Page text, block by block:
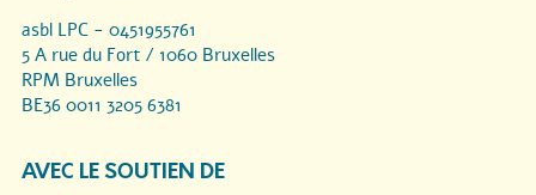
asbl LPC - 0451955761
5 A rue du Fort / 1060 Bruxelles
RPM Bruxelles
BE36 0011 3205 6381
AVEC LE SOUTIEN DE